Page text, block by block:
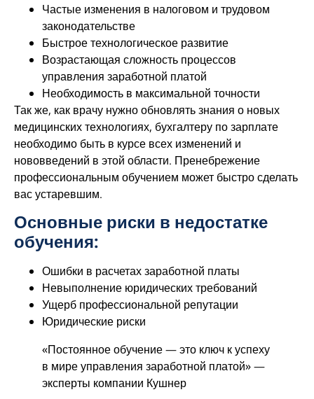
Частые изменения в налоговом и трудовом
законодательстве
Быстрое технологическое развитие
Возрастающая сложность процессов
управления заработной платой
Необходимость в максимальной точности
Так же, как врачу нужно обновлять знания о новых
медицинских технологиях, бухгалтеру по зарплате
необходимо быть в курсе всех изменений и
нововведений в этой области. Пренебрежение
профессиональным обучением может быстро сделать
вас устаревшим.
Основные риски в недостатке
обучения:
Ошибки в расчетах заработной платы
Невыполнение юридических требований
Ущерб профессиональной репутации
Юридические риски
«Постоянное обучение — это ключ к успеху
в мире управления заработной платой» —
эксперты компании Кушнер